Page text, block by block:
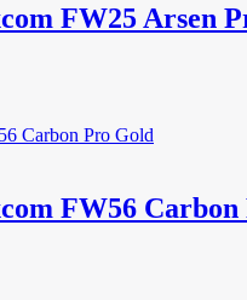
FW25 Arsen
FW56 Carbon